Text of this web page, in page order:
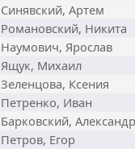
Синявский, Артем
Романовский, Никита
Наумович, Ярослав
Ящук, Михаил
Зеленцова, Ксения
Петренко, Иван
Барковский, Александр
Петров, Егор